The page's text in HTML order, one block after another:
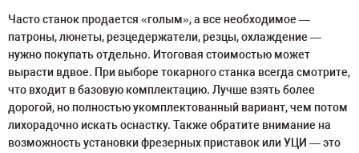
Часто станок продается «голым», а все необходимое —
патроны, люнеты, резцедержатели, резцы, охлаждение —
нужно покупать отдельно. Итоговая стоимостью может
вырасти вдвое. При выборе токарного станка всегда смотрите,
что входит в базовую комплектацию. Лучше взять более
дорогой, но полностью укомплектованный вариант, чем потом
лихорадочно искать оснастку. Также обратите внимание на
возможность установки фрезерных приставок или УЦИ — это